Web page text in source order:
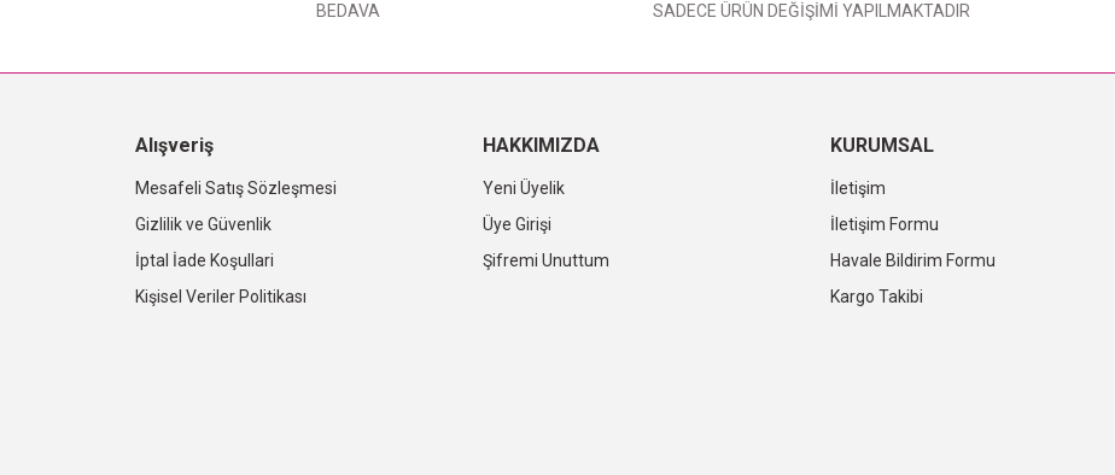
BEDAVA
SADECE ÜRÜN DEĞİŞİMİ YAPILMAKTADIR
Alışveriş
Mesafeli Satış Sözleşmesi
Gizlilik ve Güvenlik
İptal İade Koşullari
Kişisel Veriler Politikası
HAKKIMIZDA
Yeni Üyelik
Üye Girişi
Şifremi Unuttum
KURUMSAL
İletişim
İletişim Formu
Havale Bildirim Formu
Kargo Takibi